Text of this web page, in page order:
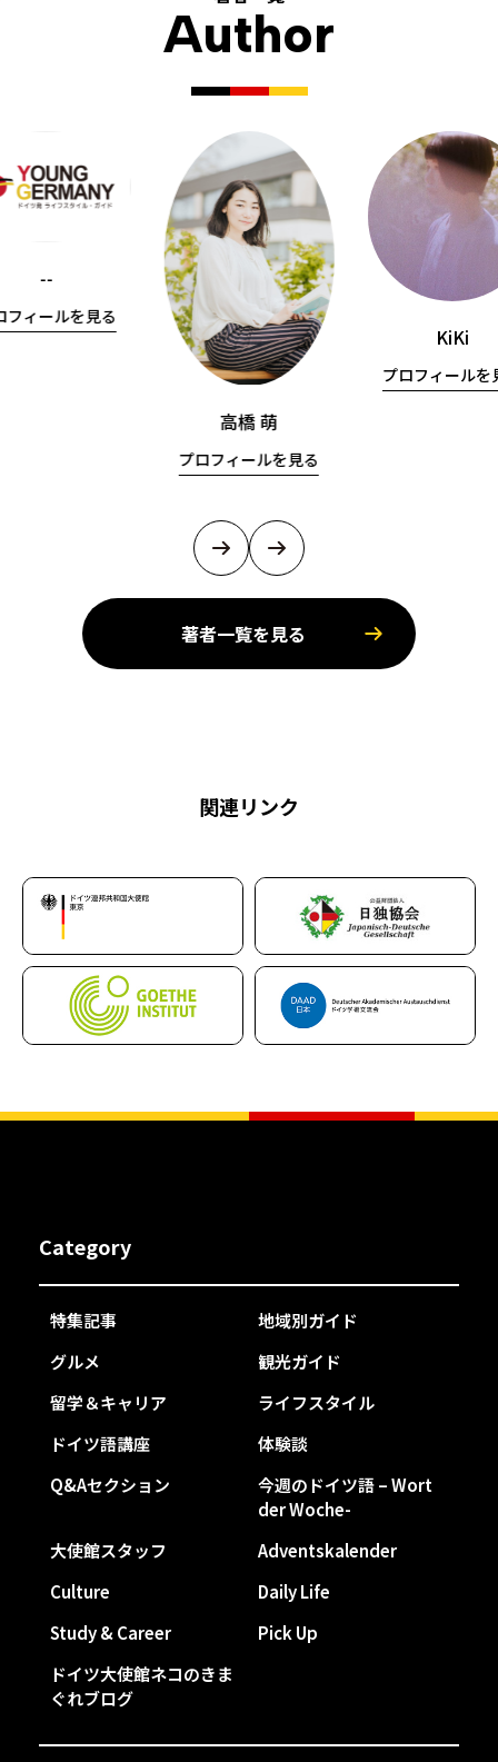
Author
--
フィールを見る
高橋 萌
プロフィールを見る
KiKi
プロフィールを
著者一覧を見る
関連リンク
Category
特集記事
地域別ガイド
グルメ
観光ガイド
留学＆キャリア
ライフスタイル
ドイツ語講座
体験談
Q&Aセクション
今週のドイツ語 – Wort
der Woche-
大使館スタッフ
Adventskalender
Culture
Daily Life
Study & Career
Pick Up
ドイツ大使館ネコのきま
ぐれブログ